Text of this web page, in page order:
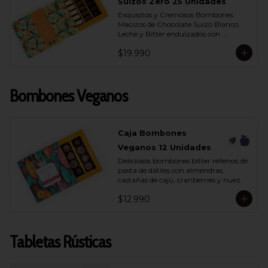
Exquisitos y Cremosos Bombones
Macizos de Chocolate Suizo Blanco,
Leche y Bitter endulzados con
$19.990
Bombones Veganos
Caja Bombones
Veganos 12 Unidades
Deliciosos bombones bitter rellenos de
pasta de dátiles con almendras,
castañas de cajú, cranberries y nuez.
$12.990
Tabletas Rústicas